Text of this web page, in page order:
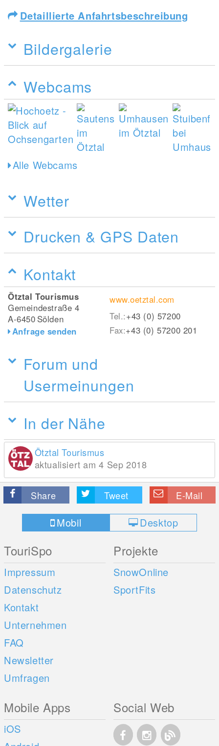
Detaillierte Anfahrtsbeschreibung
Bildergalerie
Webcams
Alle Webcams
Wetter
Drucken & GPS Daten
Kontakt
Ötztal Tourismus
Gemeindestraße 4
A-6450 Sölden
Anfrage senden
www.oetztal.com
Tel.:+43 (0) 57200
Fax:+43 (0) 57200 201
Forum und
Usermeinungen
In der Nähe
Ötztal Tourismus
aktualisiert am 4 Sep 2018
Share Tweet E-Mail
Mobil Desktop
TouriSpo
Impressum
Datenschutz
Kontakt
Unternehmen
FAQ
Newsletter
Umfragen
Projekte
SnowOnline
SportFits
Mobile Apps
iOS
Social Web